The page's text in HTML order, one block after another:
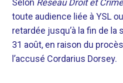
Selon Réseau Droit et Crime
toute audience liée à YSL
retardée jusqu’à la fin de la
31 août, en raison du
l’accusé Cordarius Dorsey.